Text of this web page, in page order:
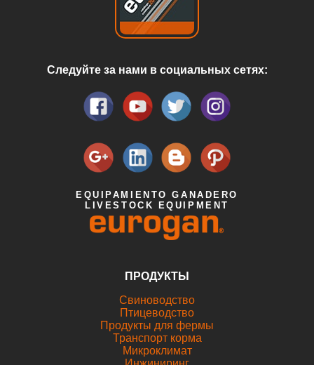
Следуйте за нами в социальных сетях:
EQUIPAMIENTO GANADERO
LIVESTOCK EQUIPMENT
ПРОДУКТЫ
Свиноводствo
Птицеводствo
Продукты для фермы
Транспорт корма
Микроклимат